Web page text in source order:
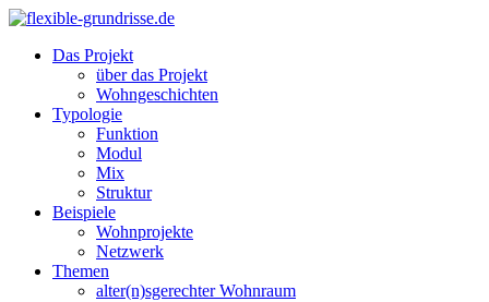
Das Projekt
über das Projekt
Wohngeschichten
Typologie
Funktion
Modul
Mix
Struktur
Beispiele
Wohnprojekte
Netzwerk
Themen
alter(n)sgerechter Wohnraum